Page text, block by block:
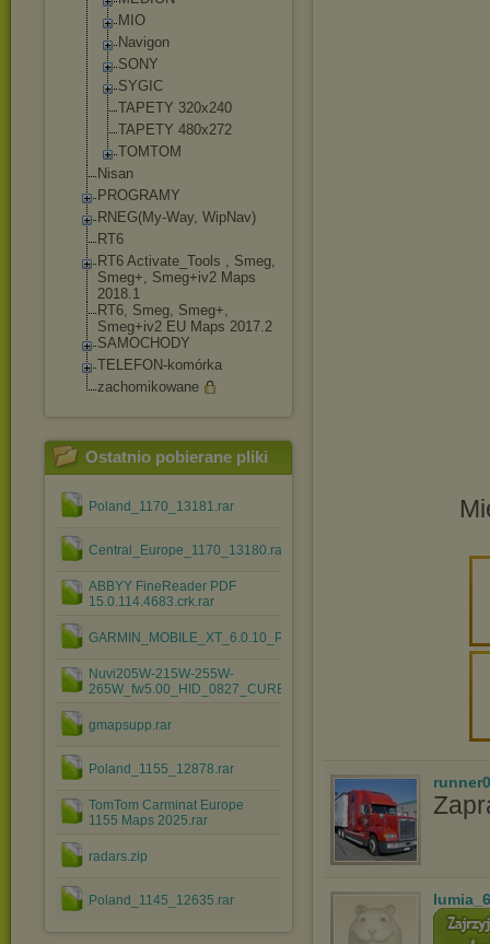
MIO
Navigon
SONY
SYGIC
TAPETY 320x240
TAPETY 480x272
TOMTOM
Nisan
PROGRAMY
RNEG(My-Way, WipNav)
RT6
RT6 Activate_Tools , Smeg,
Smeg+, Smeg+iv2 Maps
2018.1
RT6, Smeg, Smeg+,
Smeg+iv2 EU Maps 2017.2
SAMOCHODY
TELEFON-komórka
zachomikowane
Ostatnio pobierane pliki
Poland_1170_13181.rar
Central_Europe_1170_13180.rar
ABBYY FineReader PDF
15.0.114.4683.crk.rar
GARMIN_MOBILE_XT_6.0.10_PL.rar
Nuvi205W-215W-255W-
265W_fw5.00_HID_0827_CURE_PouchX.zip
gmapsupp.rar
Poland_1155_12878.rar
TomTom Carminat Europe
1155 Maps 2025.rar
radars.zip
Poland_1145_12635.rar